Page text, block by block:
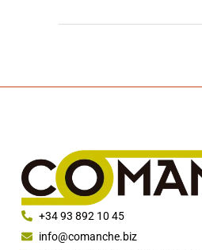
+34 93 892 10 45
info@comanche.biz